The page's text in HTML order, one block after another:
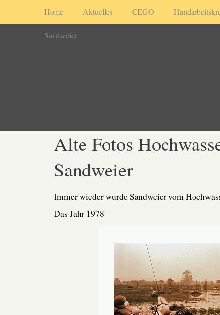
Home Aktuelles CEGO
Sandweier
Alte Fotos
Sandweier
Immer wieder wurde Sandweier vom
Das Jahr 1978